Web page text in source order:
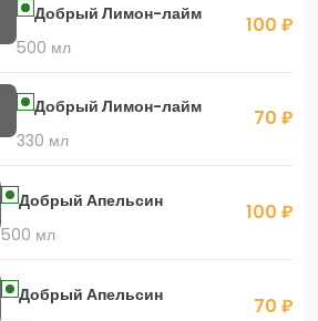
Добрый Лимон-лайм
500 мл
100 ₽
Добрый Лимон-лайм
330 мл
70 ₽
Добрый Апельсин
500 мл
100 ₽
Добрый Апельсин
70 ₽